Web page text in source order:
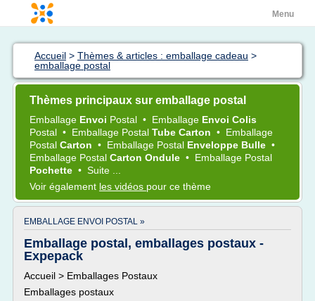
Menu
Accueil > Thèmes & articles : emballage cadeau >
emballage postal
Thèmes principaux sur emballage postal
Emballage Envoi Postal • Emballage Envoi Colis
Postal • Emballage Postal Tube Carton • Emballage
Postal Carton • Emballage Postal Enveloppe Bulle •
Emballage Postal Carton Ondule • Emballage Postal
Pochette • Suite ...
Voir également les vidéos pour ce thème
EMBALLAGE ENVOI POSTAL »
Emballage postal, emballages postaux -
Expepack
Accueil > Emballages Postaux
Emballages postaux